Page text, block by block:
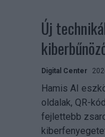
Új
Digital Center
Hamis AI
oldalak, QR-
fejlettebb